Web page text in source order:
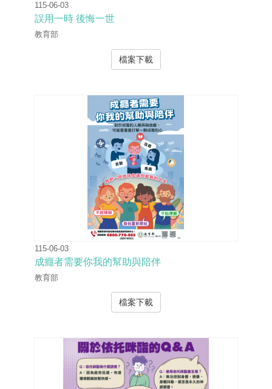
115-06-03
誤用一時 後悔一世
教育部
檔案下載
115-06-03
成癮者需要你我的幫助與陪伴
教育部
檔案下載